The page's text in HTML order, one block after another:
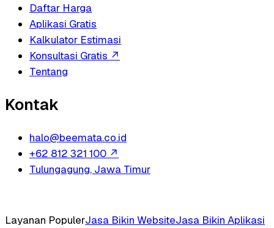
Daftar Harga
Aplikasi Gratis
Kalkulator Estimasi
Konsultasi Gratis ↗
Tentang
Kontak
halo@beemata.co.id
+62 812 321 100 ↗
Tulungagung, Jawa Timur
Layanan PopulerJasa Bikin WebsiteJasa Bikin Aplikasi